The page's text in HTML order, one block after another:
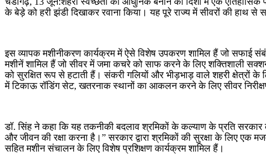
के बेड़े को हरी झंडी दिखाकर रवाना किया। यह पूरे राज्य में सीवरों की हाथ
इस व्यापक मशीनीकरण कार्यक्रम में ऐसे विशेष उपकरण शामिल हैं जो सफाई
मशीनें शामिल हैं जो सीवर में जमा कचरे को साफ करने के लिए शक्तिशाली
को सुरक्षित रूप से हटाती हैं। संकरी गलियों और भीड़भाड़ वाले शहरी क्षेत्रों
में टिकाऊ रॉडिंग सेट, खतरनाक स्थानों का आकलन करने के लिए सीवर
डॉ. सिंह ने कहा कि यह तकनीकी बदलाव श्रमिकों के कल्याण के प्रति सरकार की
और जीवन की रक्षा करना है।” सरकार द्वारा श्रमिकों की सुरक्षा के लिए एक
सहित मशीन संचालन के लिए विशेष प्रशिक्षण कार्यक्रम शामिल हैं।